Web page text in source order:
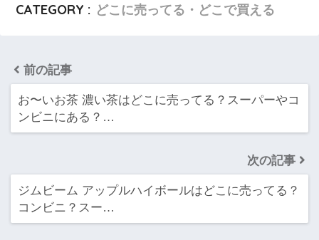
CATEGORY : どこに売ってる・どこで買える
前の記事
お〜いお茶 濃い茶はどこに売ってる？スーパーやコ
ンビニにある？…
次の記事
ジムビーム アップルハイボールはどこに売ってる？
コンビニ？スー…